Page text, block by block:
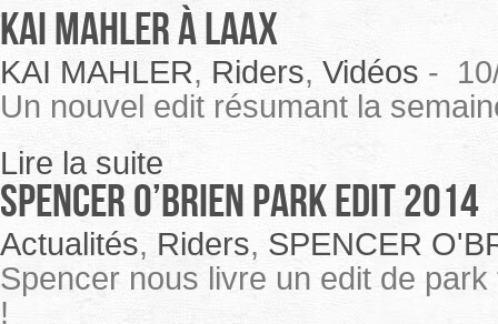
Kai Mahler à Laax
KAI MAHLER, Riders, Vidéos -
Un nouvel edit résumant la
Lire la suite
Spencer O’Brien Park Edit 2014
Actualités, Riders, SPENCER
Spencer nous livre un edit de
!